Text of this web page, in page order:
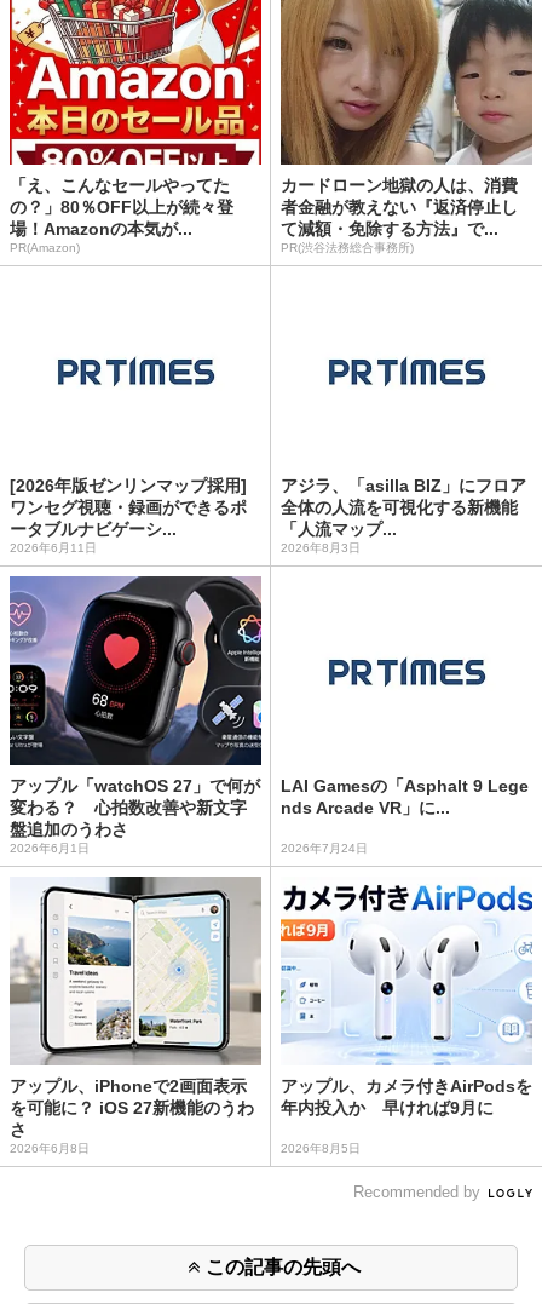
「え、こんなセールやってた
の？」80％OFF以上が続々登
場！Amazonの本気が...
PR(Amazon)
カードローン地獄の人は、消費
者金融が教えない『返済停止し
て減額・免除する方法』で...
PR(渋谷法務総合事務所)
[2026年版ゼンリンマップ採用]
ワンセグ視聴・録画ができるポ
ータブルナビゲーシ...
2026年6月11日
アジラ、「asilla BIZ」にフロア
全体の人流を可視化する新機能
「人流マップ...
2026年8月3日
アップル「watchOS 27」で何が
変わる？ 心拍数改善や新文字
盤追加のうわさ
2026年6月1日
LAI Gamesの「Asphalt 9 Lege
nds Arcade VR」に...
2026年7月24日
アップル、iPhoneで2画面表示
を可能に？ iOS 27新機能のうわ
さ
2026年6月8日
アップル、カメラ付きAirPodsを
年内投入か 早ければ9月に
2026年8月5日
Recommended by
この記事の先頭へ